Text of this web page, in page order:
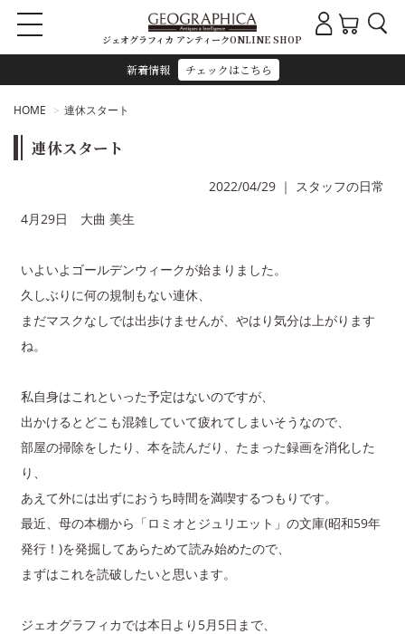
新着情報 チェックはこちら
ジェオグラフィカ アンティークONLINE SHOP
HOME 連休スタート
連休スタート
2022/04/29 ｜ スタッフの日常
4月29日 大曲 美生
いよいよゴールデンウィークが始まりました。
久しぶりに何の規制もない連休、
まだマスクなしでは出歩けませんが、やはり気分は上がります
ね。
私自身はこれといった予定はないのですが、
出かけるとどこも混雑していて疲れてしまいそうなので、
部屋の掃除をしたり、本を読んだり、たまった録画を消化した
り、
あえて外には出ずにおうち時間を満喫するつもりです。
最近、母の本棚から「ロミオとジュリエット」の文庫(昭和59年
発行！)を発掘してあらためて読み始めたので、
まずはこれを読破したいと思います。
ジェオグラフィカでは本日より5月5日まで、